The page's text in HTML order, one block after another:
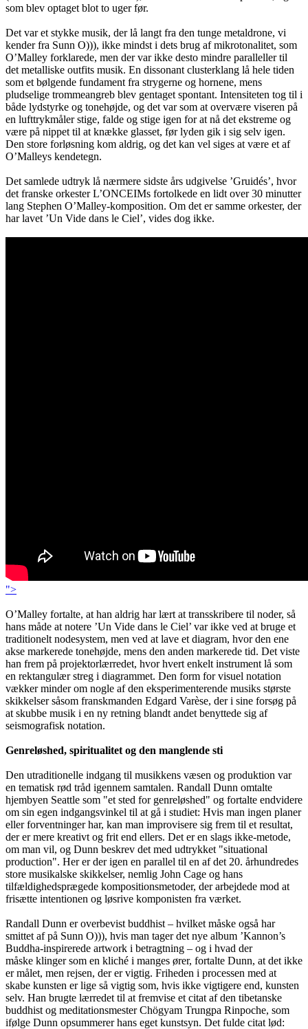
som blev optaget blot to uger før.
Det var et stykke musik, der lå langt fra den tunge metaldrone, vi
kender fra Sunn O))), ikke mindst i dets brug af mikrotonalitet, som
O’Malley forklarede, men der var ikke desto mindre paralleller til
det metalliske outfits musik. En dissonant clusterklang lå hele tiden
som et bølgende fundament fra strygerne og hornene, mens
pludselige trommeangreb blev gentaget spontant. Intensiteten tog til i
både lydstyrke og tonehøjde, og det var som at overvære viseren på
en lufttrykmåler stige, falde og stige igen for at nå det ekstreme og
være på nippet til at knække glasset, før lyden gik i sig selv igen.
Den store forløsning kom aldrig, og det kan vel siges at være et af
O’Malleys kendetegn.
Det samlede udtryk lå nærmere sidste års udgivelse ’Gruidés’, hvor
det franske orkester L’ONCEIMs fortolkede en lidt over 30 minutter
lang Stephen O’Malley-komposition. Om det er samme orkester, der
har lavet ’Un Vide dans le Ciel’, vides dog ikke.
">
O’Malley fortalte, at han aldrig har lært at transskribere til noder, så
hans måde at notere ’Un Vide dans le Ciel’ var ikke ved at bruge et
traditionelt nodesystem, men ved at lave et diagram, hvor den ene
akse markerede tonehøjde, mens den anden markerede tid. Det viste
han frem på projektorlærredet, hvor hvert enkelt instrument lå som
en rektangulær streg i diagrammet. Den form for visuel notation
vækker minder om nogle af den eksperimenterende musiks største
skikkelser såsom franskmanden Edgard Varèse, der i sine forsøg på
at skubbe musik i en ny retning blandt andet benyttede sig af
seismografisk notation.
Genreløshed, spiritualitet og den manglende sti
Den utraditionelle indgang til musikkens væsen og produktion var
en tematisk rød tråd igennem samtalen. Randall Dunn omtalte
hjembyen Seattle som "et sted for genreløshed" og fortalte endvidere
om sin egen indgangsvinkel til at gå i studiet: Hvis man ingen planer
eller forventninger har, kan man improvisere sig frem til et resultat,
der er mere kreativt og frit end ellers. Det er en slags ikke-metode,
om man vil, og Dunn beskrev det med udtrykket "situational
production". Her er der igen en parallel til en af det 20. århundredes
store musikalske skikkelser, nemlig John Cage og hans
tilfældighedsprægede kompositionsmetoder, der arbejdede mod at
frisætte intentionen og løsrive komponisten fra værket.
Randall Dunn er overbevist buddhist – hvilket måske også har
smittet af på Sunn O))), hvis man tager det nye album ’Kannon’s
Buddha-inspirerede artwork i betragtning – og i hvad der
måske klinger som en kliché i manges ører, fortalte Dunn, at det ikke
er målet, men rejsen, der er vigtig. Friheden i processen med at
skabe kunsten er lige så vigtig som, hvis ikke vigtigere end, kunsten
selv. Han brugte lærredet til at fremvise et citat af den tibetanske
buddhist og meditationsmester Chögyam Trungpa Rinpoche, som
ifølge Dunn opsummerer hans eget kunstsyn. Det fulde citat lød: